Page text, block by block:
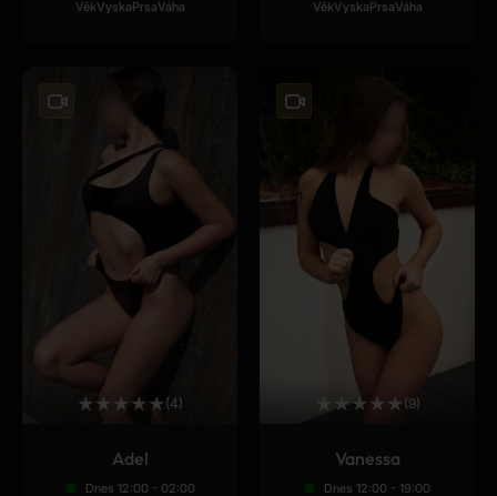
VěkVyskaPrsaVáha
VěkVyskaPrsaVáha
★ ★ ★ ★★(4)
Adel
Dnes 12:00 - 02:00
★ ★★ ★ ★ (9)
Vanessa
Dnes 12:00 - 19:00